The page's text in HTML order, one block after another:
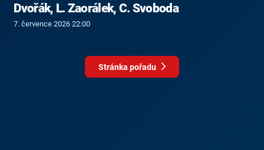
Dvořák, L. Zaorálek, C. Svoboda
7. července 2026 22:00
Stránka pořadu